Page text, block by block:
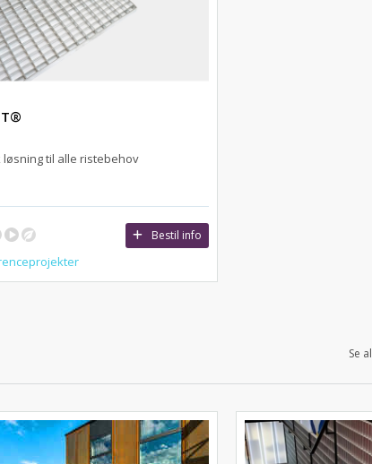
til alle ristebehov
Bestil info
Se